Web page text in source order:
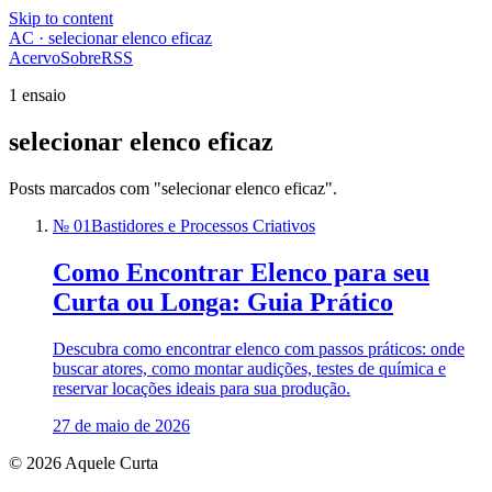
Skip to content
AC · selecionar elenco eficaz
AcervoSobreRSS
1 ensaio
selecionar elenco eficaz
Posts marcados com "selecionar elenco eficaz".
№ 01Bastidores e Processos Criativos
Como Encontrar Elenco para seu
Curta ou Longa: Guia Prático
Descubra como encontrar elenco com passos práticos: onde
buscar atores, como montar audições, testes de química e
reservar locações ideais para sua produção.
27 de maio de 2026
© 2026 Aquele Curta